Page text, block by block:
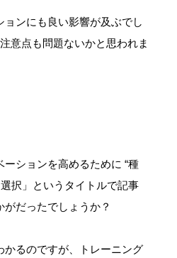
ョンにも良い影響が及ぶでし
意点も問題ないかと思われま
ションを高めるために “種
択」というタイトルで記事
だったでしょうか？
かるのですが、トレーニング